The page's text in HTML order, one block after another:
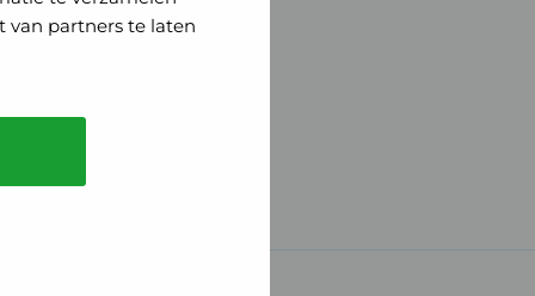
van partners te laten